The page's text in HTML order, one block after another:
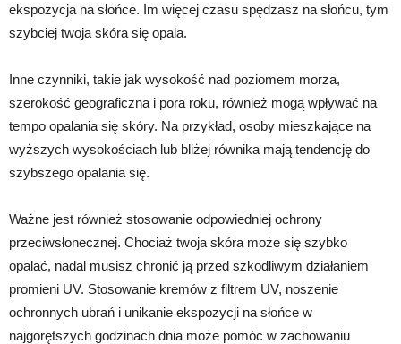
ekspozycja na słońce. Im więcej czasu spędzasz na słońcu, tym
szybciej twoja skóra się opala.
Inne czynniki, takie jak wysokość nad poziomem morza,
szerokość geograficzna i pora roku, również mogą wpływać na
tempo opalania się skóry. Na przykład, osoby mieszkające na
wyższych wysokościach lub bliżej równika mają tendencję do
szybszego opalania się.
Ważne jest również stosowanie odpowiedniej ochrony
przeciwsłonecznej. Chociaż twoja skóra może się szybko
opalać, nadal musisz chronić ją przed szkodliwym działaniem
promieni UV. Stosowanie kremów z filtrem UV, noszenie
ochronnych ubrań i unikanie ekspozycji na słońce w
najgorętszych godzinach dnia może pomóc w zachowaniu